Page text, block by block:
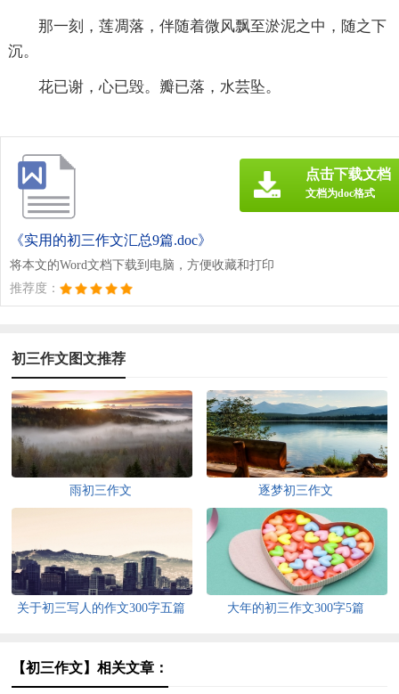
那一刻，莲凋落，伴随着微风飘至淤泥之中，随之下
沉。
花已谢，心已毁。瓣已落，水芸坠。
《实用的初三作文汇总9篇.doc》
将本文的Word文档下载到电脑，方便收藏和打印
推荐度：
点击下载文档
文档为doc格式
初三作文图文推荐
雨初三作文 逐梦初三作文
关于初三写人的作文300字五篇 大年的初三作文300字5篇
【初三作文】相关文章：